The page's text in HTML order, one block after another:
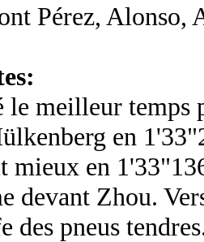
Pérez, Alonso,
le meilleur
en
mieux en
devant Zhou.
des pneus